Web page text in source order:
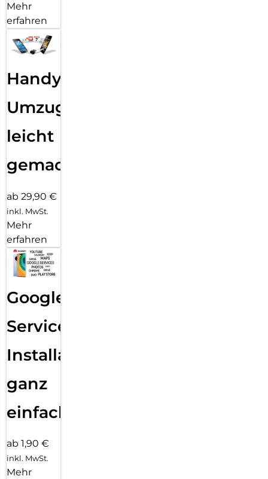
Mehr
erfahren
Handy
Umzug
leicht
gemacht!
ab 29,90 €
inkl. MwSt.
Mehr
erfahren
Google
Services
Installation
ganz
einfach
ab 1,90 €
inkl. MwSt.
Mehr